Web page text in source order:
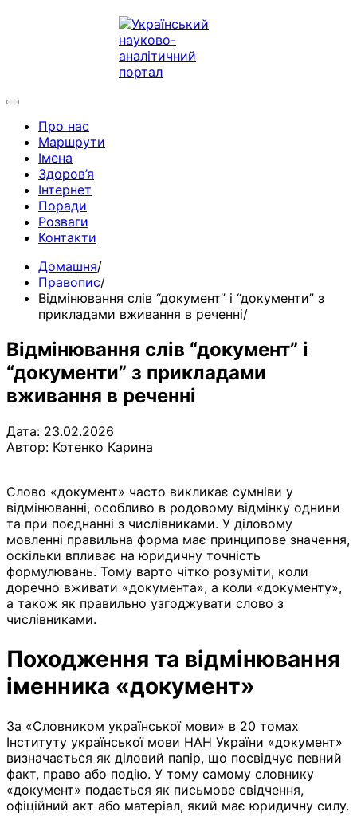
Про нас
Маршрути
Імена
Здоров’я
Інтернет
Поради
Розваги
Контакти
Домашня
Правопис
Відмінювання слів “документ” і “документи” з
прикладами вживання в реченні
Відмінювання слів “документ” і
“документи” з прикладами
вживання в реченні
Дата: 23.02.2026
Автор: Котенко Карина
Слово «документ» часто викликає сумніви у
відмінюванні, особливо в родовому відмінку однини
та при поєднанні з числівниками. У діловому
мовленні правильна форма має принципове значення,
оскільки впливає на юридичну точність
формулювань. Тому варто чітко розуміти, коли
доречно вживати «документа», а коли «документу»,
а також як правильно узгоджувати слово з
числівниками.
Походження та відмінювання
іменника «документ»
За «Словником української мови» в 20 томах
Інституту української мови НАН України «документ»
визначається як діловий папір, що посвідчує певний
факт, право або подію. У тому самому словнику
«документ» подається як письмове свідчення,
офіційний акт або матеріал, який має юридичну силу.